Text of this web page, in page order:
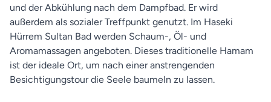
und der Abkühlung nach dem Dampfbad. Er wird
außerdem als sozialer Treffpunkt genutzt. Im Haseki
Hürrem Sultan Bad werden Schaum-, Öl- und
Aromamassagen angeboten. Dieses traditionelle Hamam
ist der ideale Ort, um nach einer anstrengenden
Besichtigungstour die Seele baumeln zu lassen.